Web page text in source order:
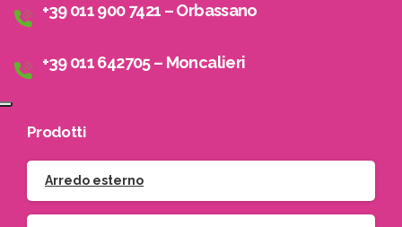
+39 011 900 7421 – Orbassano
+39 011 642705 – Moncalieri
Prodotti
Arredo esterno